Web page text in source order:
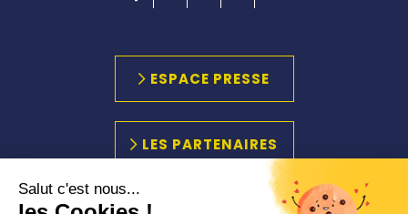
Salut c'est nous...
ESPACE PRESSE
LES PARTENAIRES